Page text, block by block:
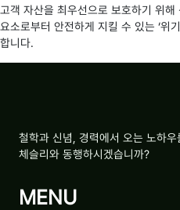
고객 자산을 최우선으로 보호하기 위
요소로부터 안전하게 지킬 수 있는 ‘위
합니다.
철학과 신념, 경력에서 오는 노하
체슬리와 동행하시겠습니까?
MENU